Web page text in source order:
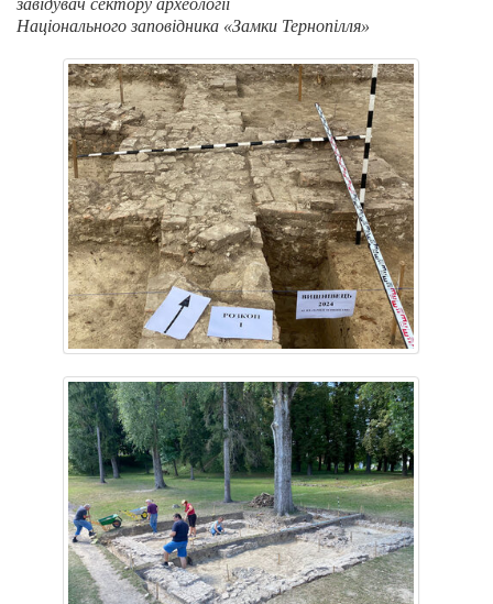
завідувач сектору археології
Національного заповідника «Замки Тернопілля»